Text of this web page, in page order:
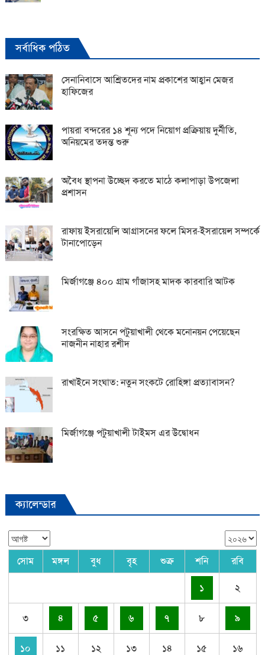
সর্বাধিক পঠিত
সেনানিবাসে আশ্রিতদের নাম প্রকাশের আহ্বান মেজর
হাফিজের
পায়রা বন্দরের ১৪ শূন্য পদে নিয়োগ প্রক্রিয়ায় দুর্নীতি,
অনিয়মের তদন্ত শুরু
অবৈধ স্থাপনা উচ্ছেদ করতে মাঠে কলাপাড়া উপজেলা
প্রশাসন
রাফায় ইসরায়েলি আগ্রাসনের ফলে মিসর-ইসরায়েল সম্পর্কে
টানাপোড়েন
মির্জাগঞ্জে ৪০০ গ্রাম গাঁজাসহ মাদক কারবারি আটক
সংরক্ষিত আসনে পটুয়াখালী থেকে মনোনয়ন পেয়েছেন
নাজনীন নাহার রশীদ
রাখাইনে সংঘাত: নতুন সংকটে রোহিঙ্গা প্রত্যাবাসন?
মির্জাগঞ্জে পটুয়াখালী টাইমস এর উদ্বোধন
ক্যালেন্ডার
সোম মঙ্গল বুধ বৃহ শুক্র শনি রবি
১ ২
৩ ৪ ৫ ৬ ৭ ৮ ৯
১০ ১১ ১২ ১৩ ১৪ ১৫ ১৬